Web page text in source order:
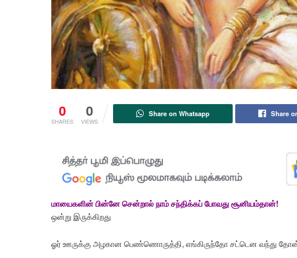
0
SHARES
0
VIEWS
Share on Whatsapp Share
மாயைகளின் பின்னே சென்றால் நாம் சந்திக்கப் போவது சூனியம்தான்!
ஒன்று இருக்கிறது
ஓர் ஊருக்கு அழகான பெண்ணொருத்தி, எங்கிருந்தோ சட்டென வந்து